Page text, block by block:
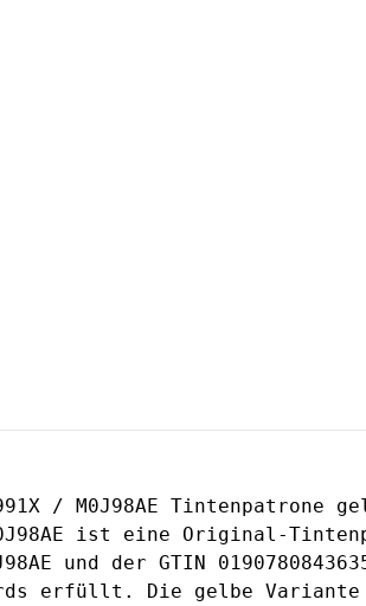
/ M0J98AE Tintenpatrone
ist eine Original-
und der GTIN
erfüllt. Die gelbe Variante